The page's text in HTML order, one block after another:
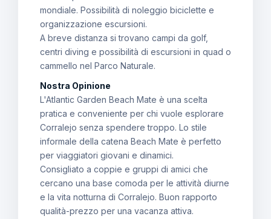
mondiale. Possibilità di noleggio biciclette e
organizzazione escursioni.
A breve distanza si trovano campi da golf,
centri diving e possibilità di escursioni in quad o
cammello nel Parco Naturale.
Nostra Opinione
L'Atlantic Garden Beach Mate è una scelta
pratica e conveniente per chi vuole esplorare
Corralejo senza spendere troppo. Lo stile
informale della catena Beach Mate è perfetto
per viaggiatori giovani e dinamici.
Consigliato a coppie e gruppi di amici che
cercano una base comoda per le attività diurne
e la vita notturna di Corralejo. Buon rapporto
qualità-prezzo per una vacanza attiva.